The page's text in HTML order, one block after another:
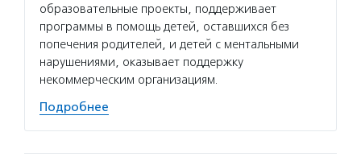
образовательные проекты, поддерживает
программы в помощь детей, оставшихся без
попечения родителей, и детей с ментальными
нарушениями, оказывает поддержку
некоммерческим организациям.
Подробнее